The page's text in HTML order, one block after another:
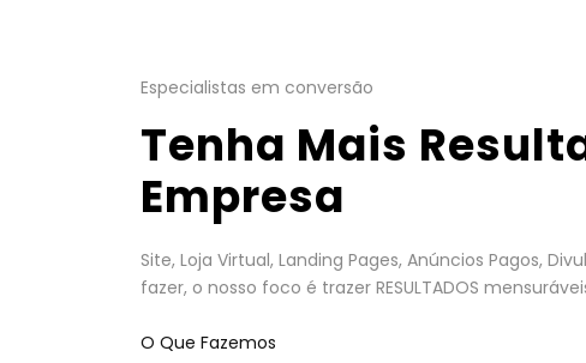
Especialistas em conversão
Tenha Mais
Empresa
Site, Loja Virtual, Landing Pages, Anúncios Pagos,
fazer, o nosso foco é trazer RESULTADOS
O Que Fazemos